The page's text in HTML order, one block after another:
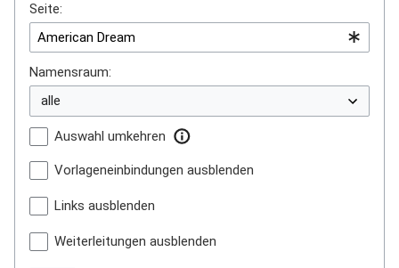
Seite:
Namensraum:
Auswahl umkehren
Vorlageneinbindungen ausblenden
Links ausblenden
Weiterleitungen ausblenden